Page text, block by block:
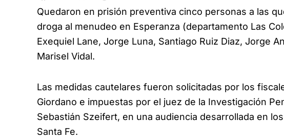
Quedaron en prisión preventiva cinco personas a las
droga al menudeo en Esperanza (departamento Las
Exequiel Lane, Jorge Luna, Santiago Ruiz Diaz, Jorge
Marisel Vidal.
Las medidas cautelares fueron solicitadas por los
Giordano e impuestas por el juez de la Investigación
Sebastián Szeifert, en una audiencia desarrollada en
Santa Fe.